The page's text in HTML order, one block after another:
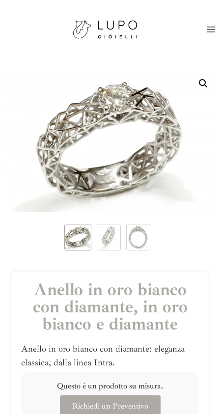
Anello in oro bianco
con diamante, in oro
bianco e diamante
Anello in oro bianco con diamante: eleganza
classica, dalla linea Intra.
Questo è un prodotto su misura.
Richiedi un Preventivo